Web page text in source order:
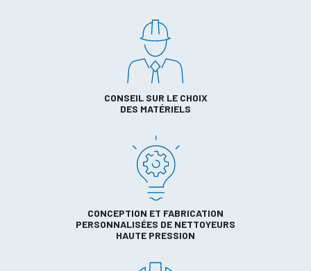
CONSEIL SUR LE CHOIX
DES MATÉRIELS
CONCEPTION ET FABRICATION
PERSONNALISÉES DE NETTOYEURS
HAUTE PRESSION